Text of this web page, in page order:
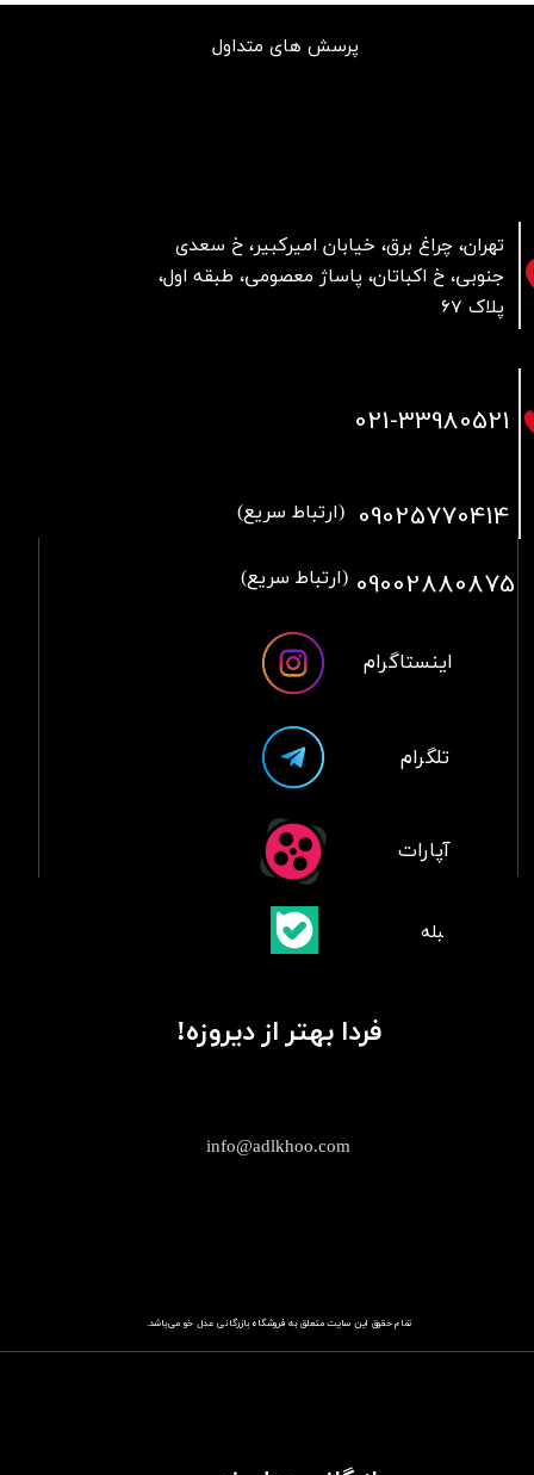
تمام حقوق این سایت متعلق به فروشگاهباز​​​​​​​رگانی عدل خو می‌باشد.
تهران، چراغ برق، خیابان امیرکبیر، خ سعدی
جنوبی، خ اکباتان، پاساژ معصومی، طبقه اول،
پلاک 67
info@adlkhoo.com
پرسش های متداول
021-33980521
09025770414 (ارتباط سریع)
09002880875 (ارتباط سریع)
فردا بهتر از دیروزه!
آپارات
تلگرام
اینستاگرام
​بلبله​​​​​​​بله